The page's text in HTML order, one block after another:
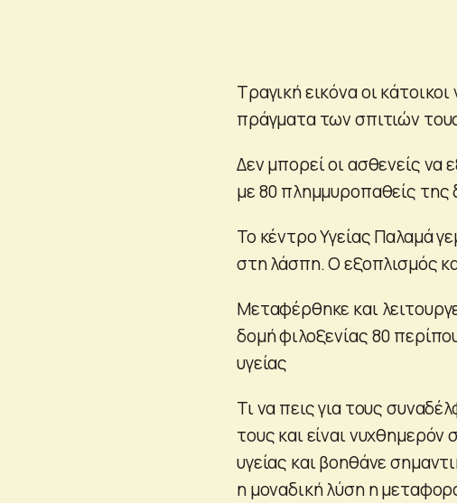
Τραγική εικόνα οι
πράγματα των σπιτιών
Δεν μπορεί οι ασθενείς να
με 80 πλημμυροπαθείς της
Το κέντρο Υγείας Παλαμά
στη λάσπη. Ο εξοπλισμός
Μεταφέρθηκε και
δομή φιλοξενίας 80
υγείας
Τι να πεις για τους
τους και είναι
υγείας και βοηθάνε
η μοναδική λύση η